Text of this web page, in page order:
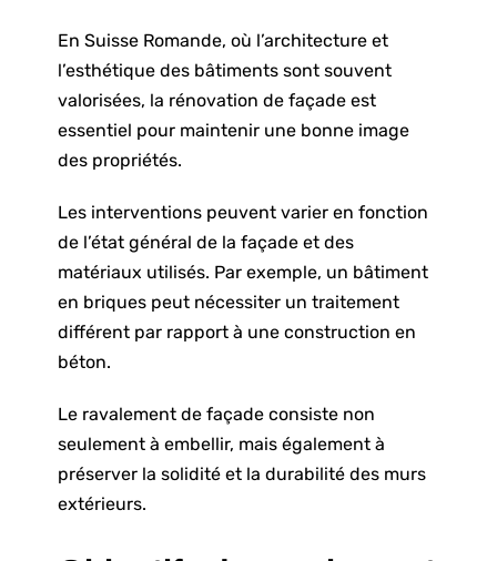
En Suisse Romande, où l’architecture et
l’esthétique des bâtiments sont souvent
valorisées, la rénovation de façade est
essentiel pour maintenir une bonne image
des propriétés.
Les interventions peuvent varier en fonction
de l’état général de la façade et des
matériaux utilisés. Par exemple, un bâtiment
en briques peut nécessiter un traitement
différent par rapport à une construction en
béton.
Le ravalement de façade consiste non
seulement à embellir, mais également à
préserver la solidité et la durabilité des murs
extérieurs.